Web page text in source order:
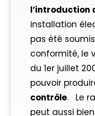
l’introduction
installation
pas été
conformité, le
du 1er juillet
pouvoir
contrôle. Le
peut aussi